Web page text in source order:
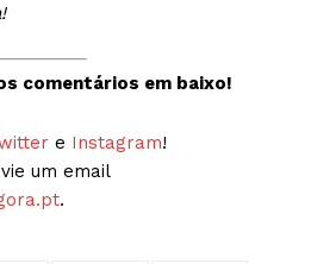
comentários em baixo!
e Instagram!
um email
.